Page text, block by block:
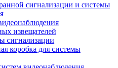
сигнализации и системы
извещателей
сигнализации
коробка для системы